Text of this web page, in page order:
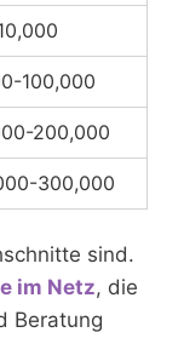
100,000
200,000
300,000
sind.
im Netz, die
Beratung